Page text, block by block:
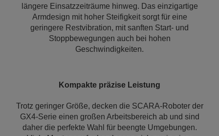
längere Einsatzzeiträume hinweg. Das einzigartige
Armdesign mit hoher Steifigkeit sorgt für eine
geringere Restvibration, mit sanften Start- und
Stoppbewegungen auch bei hohen
Geschwindigkeiten.
Kompakte präzise Leistung
Trotz geringer Größe, decken die SCARA-Roboter der
GX4-Serie einen großen Arbeitsbereich ab und sind
daher die perfekte Wahl für beengte Umgebungen.